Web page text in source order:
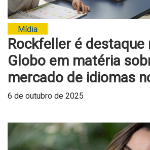
Mídia
Rockfeller é destaque
Globo em matéria
mercado de idiomas
6 de outubro de 2025